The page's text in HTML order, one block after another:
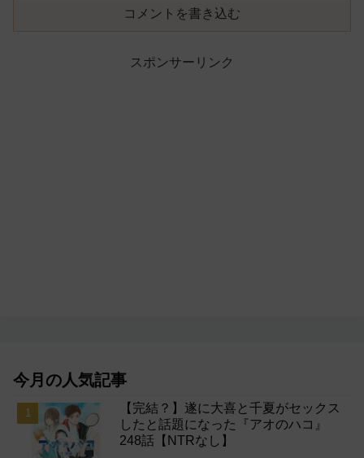
コメントを書き込む
スポンサーリンク
今月の人気記事
【完結？】遂に大喜と千夏がセックス
したと話題になった『アオのハコ』
248話【NTRなし】